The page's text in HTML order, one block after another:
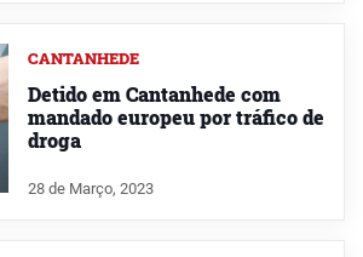
CANTANHEDE
Detido em Cantanhede com
mandado europeu por tráfico de
droga
28 de Março, 2023